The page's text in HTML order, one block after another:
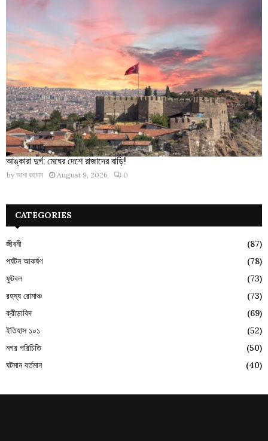
আঙ্কারা দুর্গ: মেঘের দেশে রাজাদের বাড়ি!
by আশা রহমান August 9, 2026 0
CATEGORIES
জীবনী
(87)
পর্যটন আকর্ষণ
(78)
ফুটবল
(73)
রহস্য রোমাঞ্চ
(73)
ক্রীড়াবিদ
(69)
ইতিহাস ১০১
(52)
নগর পরিচিতি
(50)
ঘটমান বর্তমান
(40)